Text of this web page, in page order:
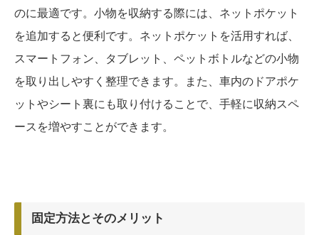
のに最適です。小物を収納する際には、ネットポケット
を追加すると便利です。ネットポケットを活用すれば、
スマートフォン、タブレット、ペットボトルなどの小物
を取り出しやすく整理できます。また、車内のドアポケ
ットやシート裏にも取り付けることで、手軽に収納スペ
ースを増やすことができます。
固定方法とそのメリット